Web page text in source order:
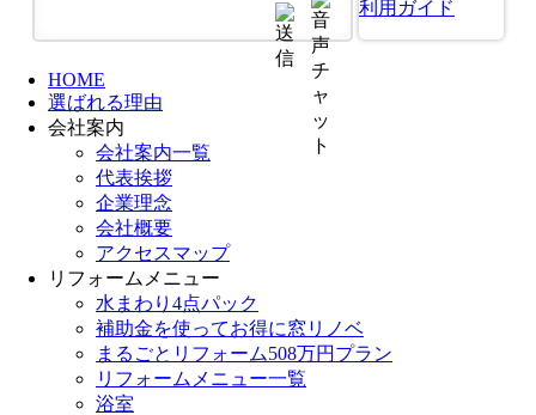
HOME
選ばれる理由
会社案内
会社案内一覧
代表挨拶
企業理念
会社概要
アクセスマップ
リフォームメニュー
水まわり4点パック
補助金を使ってお得に窓リノベ
まるごとリフォーム508万円プラン
リフォームメニュー一覧
浴室